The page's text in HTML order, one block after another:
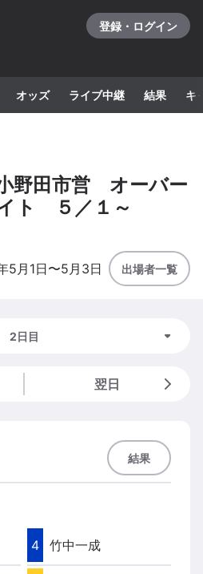
登録・ログイン
オッズ ライブ中継 結果 キ
野田市営 オーバー
ト ５／１～
5月1日〜5月3日 出場者一覧
2日目
翌日
結果
4 竹中一成